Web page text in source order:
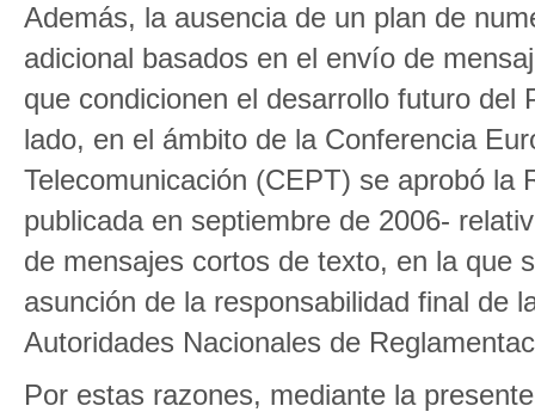
Además, la ausencia de un plan de
adicional basados en el envío de
que condicionen el desarrollo futuro
lado, en el ámbito de la Conferencia
Telecomunicación (CEPT) se aprobó la
publicada en septiembre de 2006-
de mensajes cortos de texto, en la que
asunción de la responsabilidad final de
Autoridades Nacionales de
Por estas razones, mediante la